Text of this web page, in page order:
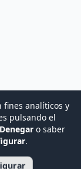
S.L.
fines analíticos y
pulsando el
Denegar o saber
.